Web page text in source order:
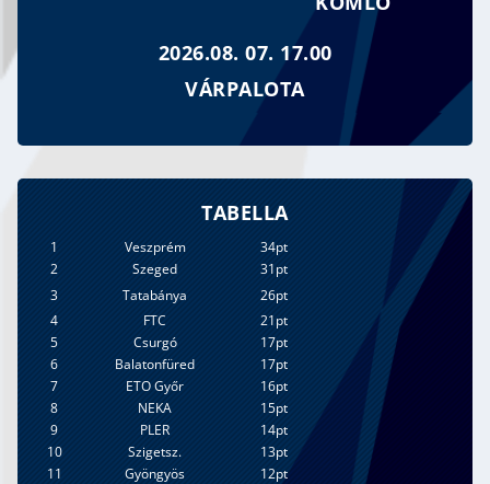
2026.08. 07. 17.00
VÁRPALOTA
TABELLA
1 Veszprém
34pt
2
Szeged
31pt
3
Tatabánya
26pt
4
FTC
21pt
5
Csurgó
17pt
6
Balatonfüred
17pt
7
ETO Győr
16pt
8
NEKA
15pt
9
PLER
14pt
10
Szigetsz.
13pt
11
Gyöngyös
12pt